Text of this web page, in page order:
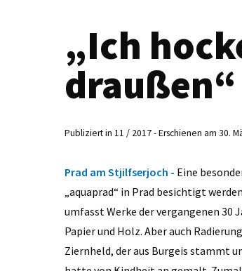
„Ich
draußen“
Publiziert in 11 / 2017 - Erschienen am 30.
Prad am Stjilfserjoch - Eine
„aquaprad“ in Prad besichtigt
umfasst Werke der vergangenen 30
Papier und Holz. Aber auch
Ziernheld, der aus Burgeis stammt